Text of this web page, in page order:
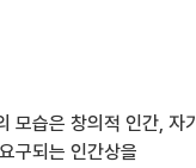
모습은 창의적 인간, 자기
구되는 인간상을